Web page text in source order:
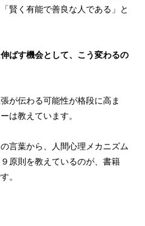
賢く有能で善良な人である」と
ばす機会として、こう変わるの
が伝わる可能性が格段に高ま
は教えています。
言葉から、人間心理メカニズム
原則を教えているのが、書籍
。